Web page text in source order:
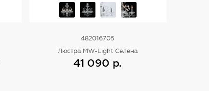
482016705
Люстра MW-Light Селена
41 090 р.